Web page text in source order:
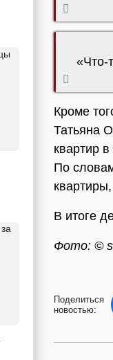
«Что-
Кроме
Татьяна
квартир
По
В итоге
Фото: ©
Поделиться
новостью: